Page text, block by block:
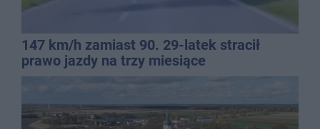
147 km/h zamiast 90. 29-latek stracił
prawo jazdy na trzy miesiące